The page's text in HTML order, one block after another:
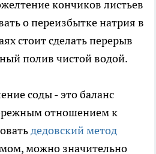
кончиков листьев
о переизбытке натрия в
стоит сделать перерыв
полив чистой водой.
соды - это баланс
отношением к
дедовский метод
можно значительно